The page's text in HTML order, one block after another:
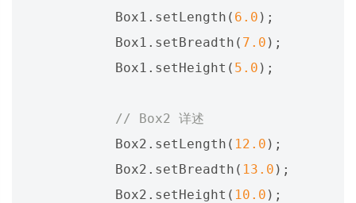
Box1 . setLength ( 6.0 );
Box1 . setBreadth ( 7.0 );
Box1 . setHeight ( 5.0 );
// Box2 详述
Box2 . setLength ( 12.0 );
Box2 . setBreadth ( 13.0 );
Box2 . setHeight ( 10.0 );